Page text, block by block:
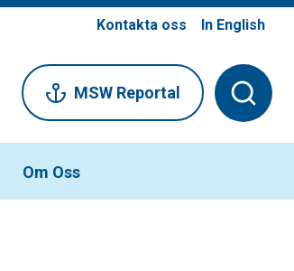
Kontakta oss In English
Om Oss
MSW Reportal